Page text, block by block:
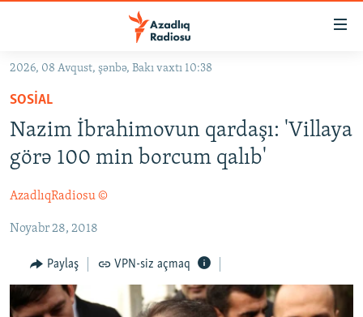
Əsas
qayıt
Əsas
qayıt
Axtarışa
GÜNDƏM
#ƏSLINDƏ
FƏRQƏ BAX
QANUNI DOĞRU
ARAŞDIRMA
MULTIMEDIA
2026, 08 Avqust, şənbə, Bakı vaxtı 10:38
SOSIAL
Nazim İbrahimovun qardaşı: 'Villaya
görə 100 min borcum qalıb'
AzadlıqRadiosu ©
Noyabr 28, 2018
Paylaş VPN-siz açmaq